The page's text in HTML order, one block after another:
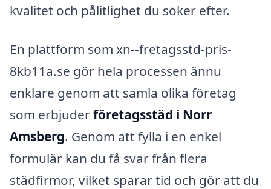
kvalitet och pålitlighet du söker efter.
En plattform som xn--fretagsstd-pris-
8kb11a.se gör hela processen ännu
enklare genom att samla olika företag
som erbjuderföretagsstäd i Norr
Amsberg. Genom att fylla i en enkel
formulär kan du få svar från flera
städfirmor, vilket sparar tid och gör att du